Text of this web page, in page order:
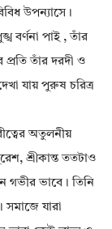
উপন্যাসে।
বর্ণনা পাই , তাঁর
তাঁর দরদী ও
যায় পুরুষ চরিত্র
অতুলনীয়
শ্রীকান্ত ততটাও‌
গভীর ভাবে। তিনি
সমাজে যারা